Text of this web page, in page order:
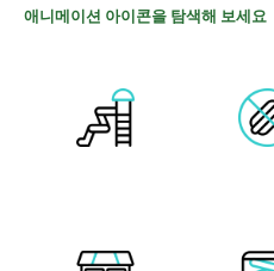
애니메이션 아이콘을 탐색해 보세요